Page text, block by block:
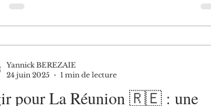
pour La Réunion 🇷🇪 : une
Yannick BEREZAIE
24 juin 2025
1 min de lecture